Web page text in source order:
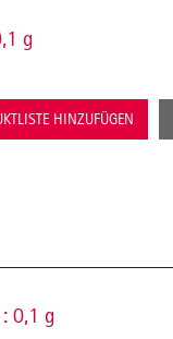
g
HINZUFÜGEN
0,1 g